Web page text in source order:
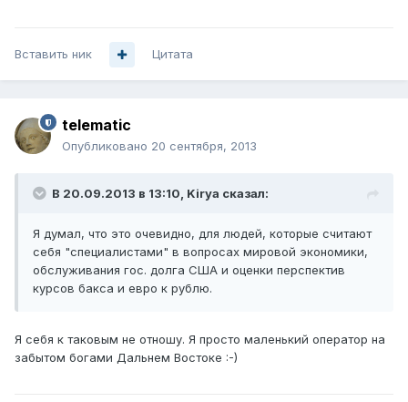
Вставить ник Цитата
telematic
Опубликовано 20 сентября, 2013
В 20.09.2013 в 13:10, Kirya сказал:
Я думал, что это очевидно, для людей, которые считают
себя "специалистами" в вопросах мировой экономики,
обслуживания гос. долга США и оценки перспектив
курсов бакса и евро к рублю.
Я себя к таковым не отношу. Я просто маленький оператор на
забытом богами Дальнем Востоке :-)